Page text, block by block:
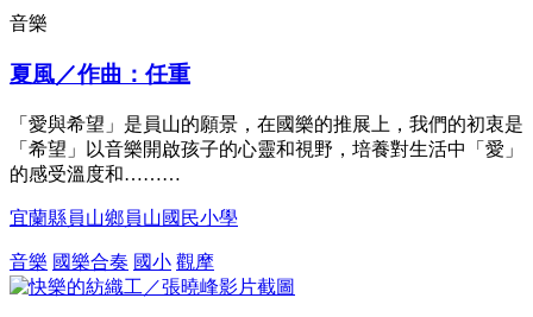
音樂
夏風／作曲：任重
「愛與希望」是員山的願景，在國樂的推展上，我們的初衷是
「希望」以音樂開啟孩子的心靈和視野，培養對生活中「愛」
的感受溫度和………
宜蘭縣員山鄉員山國民小學
音樂 國樂合奏 國小 觀摩